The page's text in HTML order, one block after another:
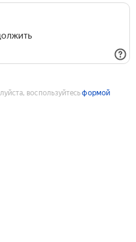
воспользуйтесьформой